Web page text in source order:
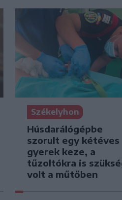
Székelyhon
Húsdarálógépbe
szorult egy kétéves
gyerek keze, a
tűzoltókra is
volt a műtőben